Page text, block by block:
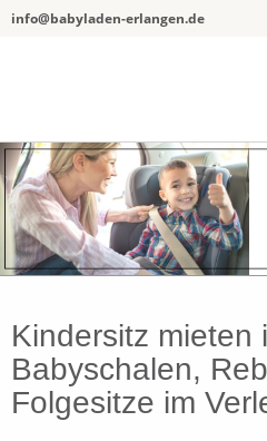
info@babyladen-erlangen.de
Home
Kindersitz mieten
Babyschalen,
Folgesitze im